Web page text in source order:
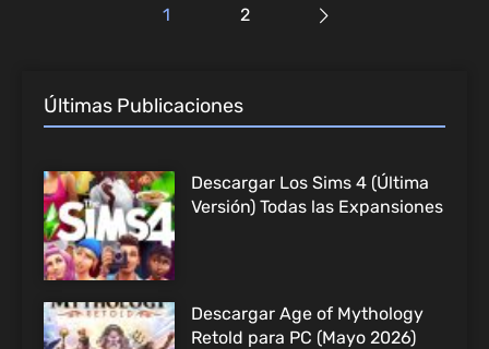
1 2
Últimas Publicaciones
Descargar Los Sims 4 (Última
Versión) Todas las Expansiones
Descargar Age of Mythology
Retold para PC (Mayo 2026)